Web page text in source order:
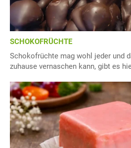
SCHOKOFRÜCHTE
Schokofrüchte mag wohl jeder und
zuhause vernaschen kann, gibt es